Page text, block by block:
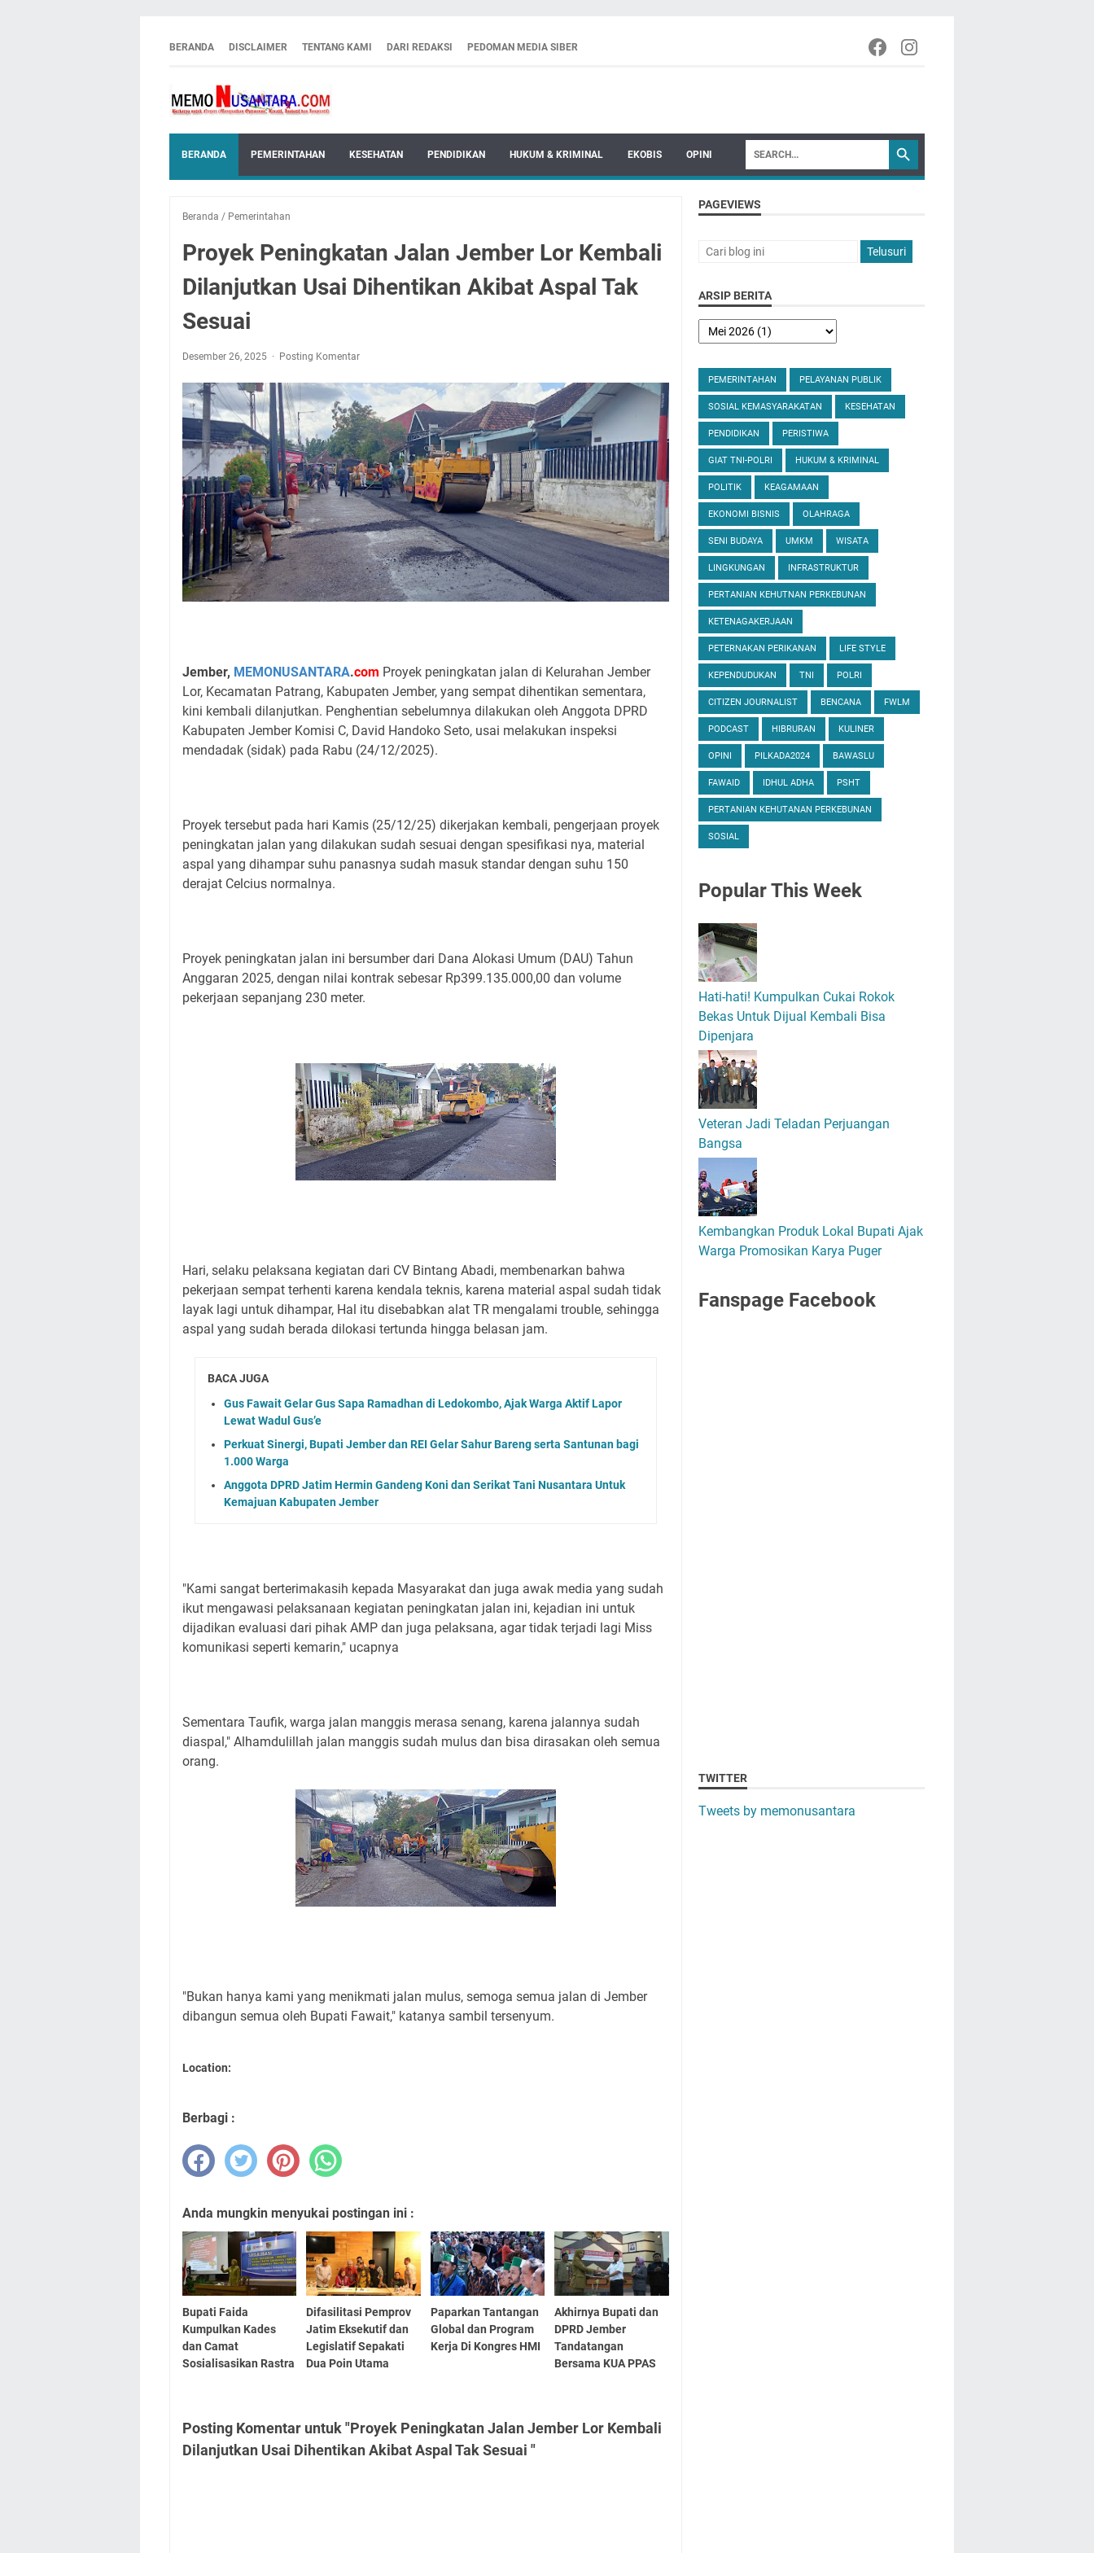
BERANDA DISCLAIMER TENTANG KAMI DARI REDAKSI PEDOMAN MEDIA SIBER
BERANDA PEMERINTAHAN KESEHATAN PENDIDIKAN HUKUM & KRIMINAL EKOBIS OPINI
Beranda / Pemerintahan
Proyek Peningkatan Jalan Jember Lor Kembali
Dilanjutkan Usai Dihentikan Akibat Aspal Tak
Sesuai
Desember 26, 2025 Posting Komentar
Jember, MEMONUSANTARA.com Proyek peningkatan jalan di Kelurahan Jember
Lor, Kecamatan Patrang, Kabupaten Jember, yang sempat dihentikan sementara,
kini kembali dilanjutkan. Penghentian sebelumnya dilakukan oleh Anggota DPRD
Kabupaten Jember Komisi C, David Handoko Seto, usai melakukan inspeksi
mendadak (sidak) pada Rabu (24/12/2025).
Proyek tersebut pada hari Kamis (25/12/25) dikerjakan kembali, pengerjaan proyek
peningkatan jalan yang dilakukan sudah sesuai dengan spesifikasi nya, material
aspal yang dihampar suhu panasnya sudah masuk standar dengan suhu 150
derajat Celcius normalnya.
Proyek peningkatan jalan ini bersumber dari Dana Alokasi Umum (DAU) Tahun
Anggaran 2025, dengan nilai kontrak sebesar Rp399.135.000,00 dan volume
pekerjaan sepanjang 230 meter.
Hari, selaku pelaksana kegiatan dari CV Bintang Abadi, membenarkan bahwa
pekerjaan sempat terhenti karena kendala teknis, karena material aspal sudah tidak
layak lagi untuk dihampar, Hal itu disebabkan alat TR mengalami trouble, sehingga
aspal yang sudah berada dilokasi tertunda hingga belasan jam.
BACA JUGA
Gus Fawait Gelar Gus Sapa Ramadhan di Ledokombo, Ajak Warga Aktif Lapor
Lewat Wadul Gus’e
Perkuat Sinergi, Bupati Jember dan REI Gelar Sahur Bareng serta Santunan bagi
1.000 Warga
Anggota DPRD Jatim Hermin Gandeng Koni dan Serikat Tani Nusantara Untuk
Kemajuan Kabupaten Jember
"Kami sangat berterimakasih kepada Masyarakat dan juga awak media yang sudah
ikut mengawasi pelaksanaan kegiatan peningkatan jalan ini, kejadian ini untuk
dijadikan evaluasi dari pihak AMP dan juga pelaksana, agar tidak terjadi lagi Miss
komunikasi seperti kemarin," ucapnya
Sementara Taufik, warga jalan manggis merasa senang, karena jalannya sudah
diaspal," Alhamdulillah jalan manggis sudah mulus dan bisa dirasakan oleh semua
orang.
"Bukan hanya kami yang menikmati jalan mulus, semoga semua jalan di Jember
dibangun semua oleh Bupati Fawait," katanya sambil tersenyum.
Location:
Berbagi :
Anda mungkin menyukai postingan ini :
Bupati Faida
Kumpulkan Kades
dan Camat
Sosialisasikan Rastra
Difasilitasi Pemprov
Jatim Eksekutif dan
Legislatif Sepakati
Dua Poin Utama
Paparkan Tantangan
Global dan Program
Kerja Di Kongres HMI
Akhirnya Bupati dan
DPRD Jember
Tandatangan
Bersama KUA PPAS
Posting Komentar untuk "Proyek Peningkatan Jalan Jember Lor Kembali
Dilanjutkan Usai Dihentikan Akibat Aspal Tak Sesuai "
PAGEVIEWS
ARSIP BERITA
PEMERINTAHAN PELAYANAN PUBLIK
SOSIAL KEMASYARAKATAN KESEHATAN
PENDIDIKAN PERISTIWA
GIAT TNI-POLRI HUKUM & KRIMINAL
POLITIK KEAGAMAAN
EKONOMI BISNIS OLAHRAGA
SENI BUDAYA UMKM WISATA
LINGKUNGAN INFRASTRUKTUR
PERTANIAN KEHUTNAN PERKEBUNAN
KETENAGAKERJAAN
PETERNAKAN PERIKANAN LIFE STYLE
KEPENDUDUKAN TNI POLRI
CITIZEN JOURNALIST BENCANA FWLM
PODCAST HIBRURAN KULINER
OPINI PILKADA2024 BAWASLU
FAWAID IDHUL ADHA PSHT
PERTANIAN KEHUTANAN PERKEBUNAN
SOSIAL
PopularThis Week
Hati-hati! Kumpulkan Cukai Rokok
Bekas Untuk Dijual Kembali Bisa
Dipenjara
Veteran Jadi Teladan Perjuangan
Bangsa
Kembangkan Produk Lokal Bupati Ajak
Warga Promosikan Karya Puger
Fanspage Facebook
TWITTER
Tweets by memonusantara